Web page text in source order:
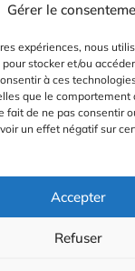
Gérer le
expériences, nous
stocker et/ou
à ces
que le comportement
fait de ne pas consentir
un effet négatif sur
Accepter
Refuser
Légales
des